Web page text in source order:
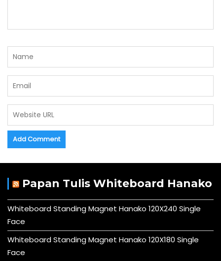
Papan Tulis Whiteboard Hanako
Whiteboard Standing Magnet Hanako 120X240 Single
Face
Whiteboard Standing Magnet Hanako 120X180 Single
Face